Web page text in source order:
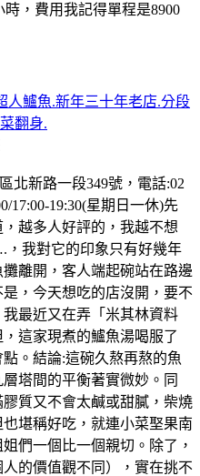
，費用我記得單程是8900
人鱸魚.新年三十年老店.分段
翻身.
北新路一段349號，電話:02
17:00-19:30(星期日一休)先
越多人好評的，我越不想
我對它的印象只有好幾年
離開，客人端起碗站在路邊
，今天想吃的店沒開，要不
最近又在弄「米其林資料
這家現煮的鱸魚湯喝服了
。結論:這碗久熬再熬的魚
塔間的平衡著實微妙。同
質又不會太鹹或甜膩，柴燒
堪稱好吃，就連小菜埾果南
們一個比一個親切。除了，
的價值觀不同），實在挑不